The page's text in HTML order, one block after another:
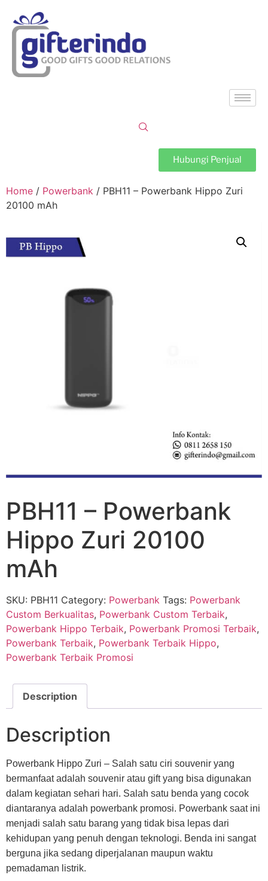
Hubungi Penjual
Home / Powerbank / PBH11 – Powerbank Hippo Zuri
20100 mAh
PBH11 – Powerbank
Hippo Zuri 20100
mAh
SKU: PBH11 Category: Powerbank Tags: Powerbank
Custom Berkualitas, Powerbank Custom Terbaik,
Powerbank Hippo Terbaik, Powerbank Promosi Terbaik,
Powerbank Terbaik, Powerbank Terbaik Hippo,
Powerbank Terbaik Promosi
Description
Description
Powerbank Hippo Zuri – Salah satu ciri souvenir yang
bermanfaat adalah souvenir atau gift yang bisa digunakan
dalam kegiatan sehari hari. Salah satu benda yang cocok
diantaranya adalah powerbank promosi. Powerbank saat ini
menjadi salah satu barang yang tidak bisa lepas dari
kehidupan yang penuh dengan teknologi. Benda ini sangat
berguna jika sedang diperjalanan maupun waktu
pemadaman listrik.